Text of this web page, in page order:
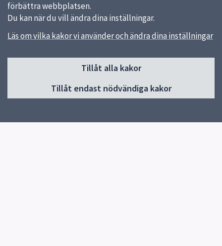
förbättra webbplatsen.
Du kan när du vill ändra dina inställningar.
Läs om vilka kakor vi använder och ändra dina inställningar
Tillåt alla kakor
Tillåt endast nödvändiga kakor